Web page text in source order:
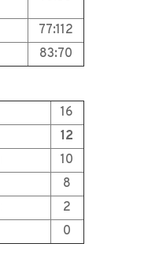
77:112
83:70
16
12
10
8
2
0